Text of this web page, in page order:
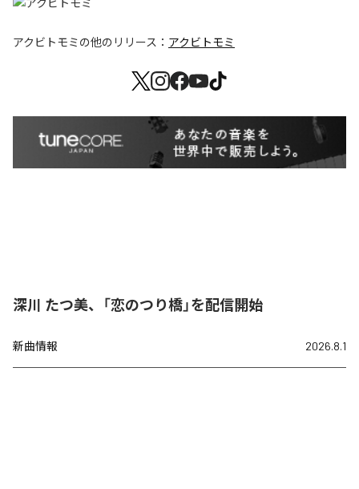
アクビトモミの他のリリース： アクビトモミ
深川 たつ美、「恋のつり橋」を配信開始
新曲情報 2026.8.1